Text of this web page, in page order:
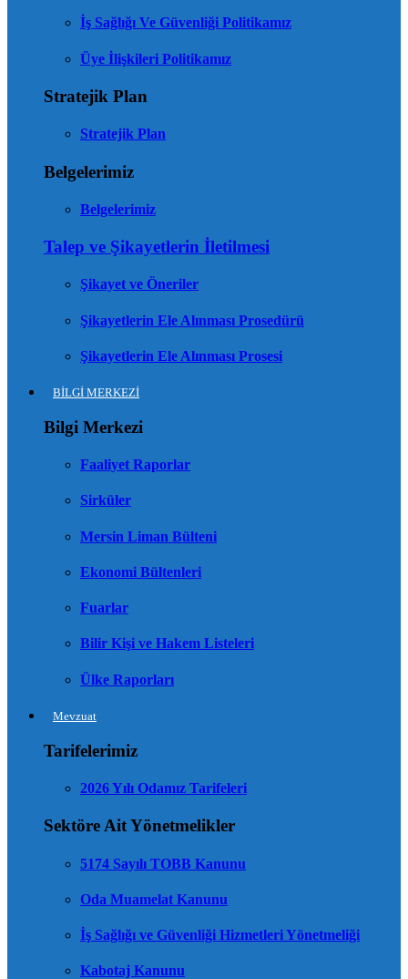
İş Sağlığı Ve Güvenliği Politikamız
Üye İlişkileri Politikamız
Stratejik Plan
Stratejik Plan
Belgelerimiz
Belgelerimiz
Talep ve Şikayetlerin İletilmesi
Şikayet ve Öneriler
Şikayetlerin Ele Alınması Prosedürü
Şikayetlerin Ele Alınması Prosesi
BİLGİ MERKEZİ
Bilgi Merkezi
Faaliyet Raporlar
Sirküler
Mersin Liman Bülteni
Ekonomi Bültenleri
Fuarlar
Bilir Kişi ve Hakem Listeleri
Ülke Raporları
Mevzuat
Tarifelerimiz
2026 Yılı Odamız Tarifeleri
Sektöre Ait Yönetmelikler
5174 Sayılı TOBB Kanunu
Oda Muamelat Kanunu
İş Sağlığı ve Güvenliği Hizmetleri Yönetmeliği
Kabotaj Kanunu